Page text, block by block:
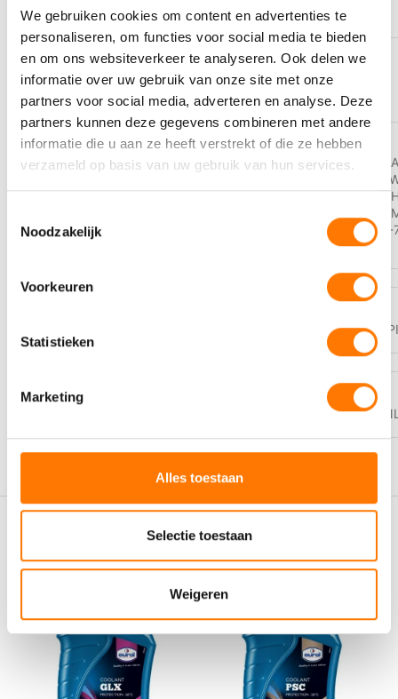
We gebruiken cookies om content en advertenties te
personaliseren, om functies voor social media te bieden
en om ons websiteverkeer te analyseren. Ook delen we
informatie over uw gebruik van onze site met onze
partners voor social media, adverteren en analyse. Deze
partners kunnen deze gegevens combineren met andere
informatie die u aan ze heeft verstrekt of die ze hebben
verzameld op basis van uw gebruik van hun services.
Noodzakelijk
Voorkeuren
Statistieken
Marketing
Alles toestaan
Selectie toestaan
Weigeren
OMSCHRIJVING Antifreeze
PERFORMANCE
AFNOR NFR 15-601 ,ASTM D3306
Ford
6277M,JASO M325,John Deere JDM
SAE J1034 VW
https://eurol.com/product_img/PI/
VEILIGHEIDSBLADEN https://eurol.com/product_img/SDS/
Gerelateerde producten